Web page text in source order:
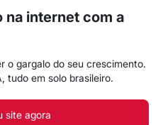
na internet com a
o gargalo do seu crescimento.
tudo em solo brasileiro.
site agora